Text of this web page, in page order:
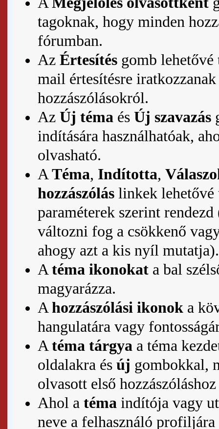
tagoknak, hogy minden
fórumban.
Az Értesítésgomb lehetővé
mail értesítésre
hozzászólásokról.
Az Új téma és Új szavazás
indítására használhatóak,
olvasható.
A Téma, Indította,
hozzászóláslinkek lehetővé
paraméterek szerint
változni fog a csökkenő
ahogy azt a kis nyíl mutatja).
A téma ikonokata bal
magyarázza.
A hozzászólási ikonoka
hangulatára vagy
A téma tárgya a téma
oldalakra és új gombokkal,
olvasott első
Ahol a téma indítója vagy
neve a felhasználó profiljára